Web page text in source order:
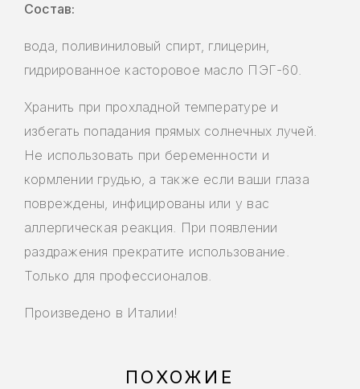
Состав:
вода, поливиниловый спирт, глицерин,
гидрированное касторовое масло ПЭГ-60.
Хранить при прохладной температуре и
избегать попадания прямых солнечных лучей.
Не использовать при беременности и
кормлении грудью, а также если ваши глаза
повреждены, инфицированы или у вас
аллергическая реакция. При появлении
раздражения прекратите использование.
Только для профессионалов.
Произведено в Италии!
ПОХОЖИЕ